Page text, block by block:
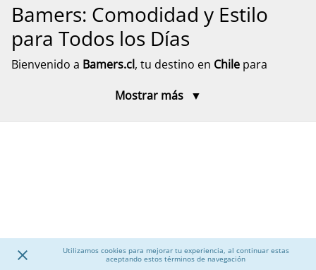
Utilizamos cookies para mejorar tu experiencia, al continuar estas
aceptando estos términos de navegación
Bamers: Comodidad y Estilo
para Todos los Días
Bienvenido a Bamers.cl, tu destino en Chile para
toda la familia. Aquí encontrarás modelos pensados
Calzado para Mujer
Descubre una amplia selección decalzado para mujer
Mostrar más